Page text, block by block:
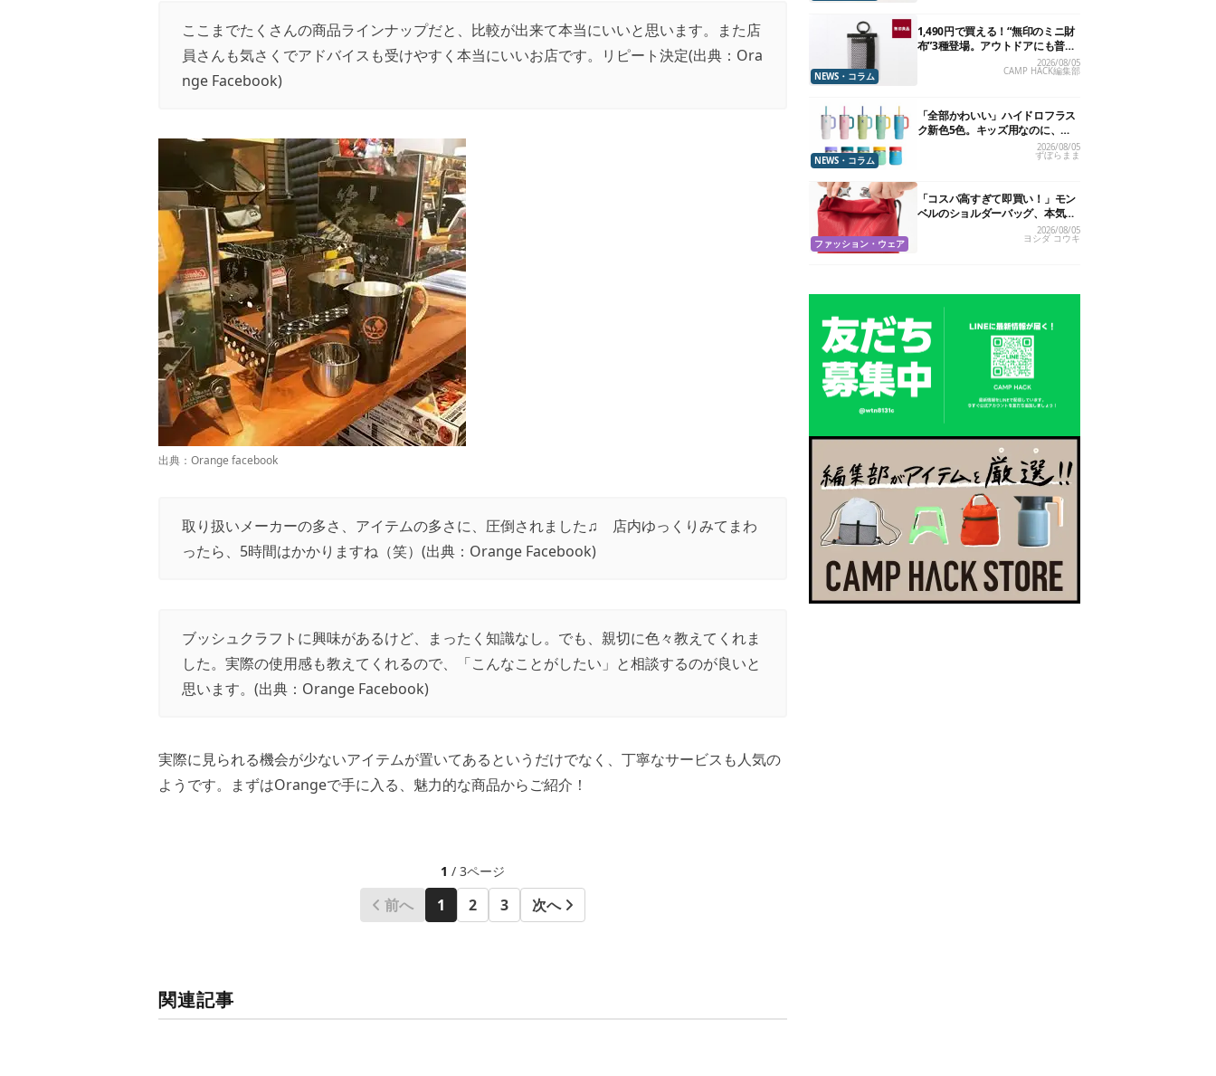
ここまでたくさんの商品ラインナップだと、比較が出来て本当にいいと思います。また店
員さんも気さくでアドバイスも受けやすく本当にいいお店です。リピート決定(出典： Ora
nge Facebook)
出典： Orange facebook
取り扱いメーカーの多さ、アイテムの多さに、圧倒されました♫ 店内ゆっくりみてまわ
ったら、5時間はかかりますね（笑）(出典： Orange Facebook)
ブッシュクラフトに興味があるけど、まったく知識なし。でも、親切に色々教えてくれま
した。実際の使用感も教えてくれるので、「こんなことがしたい」と相談するのが良いと
思います。(出典： Orange Facebook)
実際に見られる機会が少ないアイテムが置いてあるというだけでなく、丁寧なサービスも人気の
ようです。まずはOrangeで手に入る、魅力的な商品からご紹介！
1 / 3ページ
前へ 1 2 3 次へ
関連記事
NEWS・コラム
1,490円で買える！“無印のミニ財
布”3種登場。アウトドアにも普段
2026/08/05
CAMP HACK編集部
NEWS・コラム
「全部かわいい」ハイドロフラス
ク新色5色。キッズ用なのに、大
2026/08/05
ずぼらまま
ファッション・ウェア
「コスパ高すぎて即買い！」モン
ベルのショルダーバッグ、本気で
2026/08/05
ヨシダ コウキ